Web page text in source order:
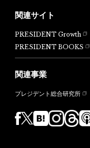
関連サイト
PRESIDENT Growth
PRESIDENT BOOKS
関連事業
プレジデント総合研究所